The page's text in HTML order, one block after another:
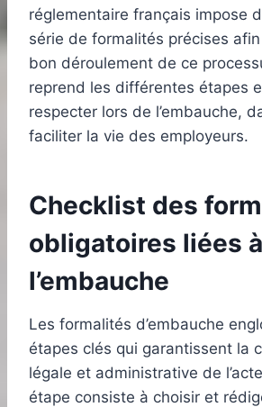
réglementaire français impose
série de formalités précises afin
bon déroulement de ce
reprend les différentes étapes
respecter lors de l’embauche,
faciliter la vie des employeurs.
Checklist des
obligatoires liées à
l’embauche
Les formalités d’embauche
étapes clés qui garantissent la
légale et administrative de
étape consiste à choisir et